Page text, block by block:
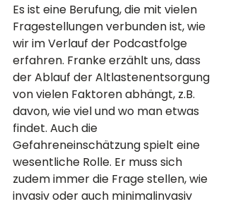
Es ist eine Berufung, die mit vielen
Fragestellungen verbunden ist, wie
wir im Verlauf der Podcastfolge
erfahren. Franke erzählt uns, dass
der Ablauf der Altlastenentsorgung
von vielen Faktoren abhängt, z.B.
davon, wie viel und wo man etwas
findet. Auch die
Gefahreneinschätzung spielt eine
wesentliche Rolle. Er muss sich
zudem immer die Frage stellen, wie
invasiv oder auch minimalinvasiv